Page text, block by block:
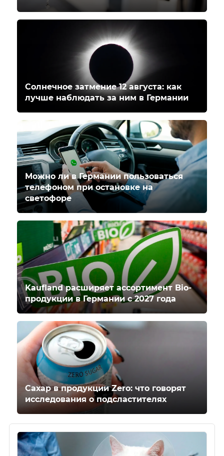
Солнечное затмение 12 августа: как
лучше наблюдать за ним в Германии
Можно ли в Германии пользоваться
телефоном при остановке на
светофоре
Kaufland расширяет ассортимент Bio-
продукции в Германии с 2027 года
Сахар в продукции Zero: что говорят
исследования о подсластителях